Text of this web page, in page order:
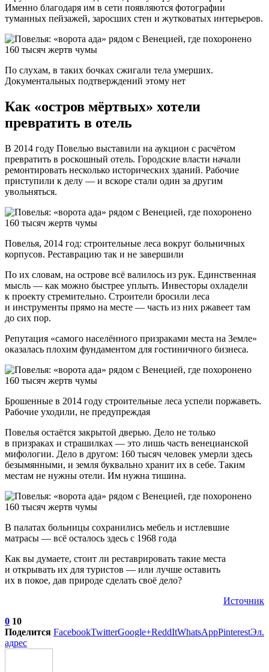
Именно благодаря им в сети появляются фотографии
туманных пейзажей, заросших стен и жутковатых интерьеров.
По слухам, в таких бочках сжигали тела умерших.
Документальных подтверждений этому нет
Как «остров мёртвых» хотели
превратить в отель
В 2014 году Повелью выставили на аукцион с расчётом
превратить в роскошный отель. Городские власти начали
ремонтировать несколько исторических зданий. Рабочие
приступили к делу — и вскоре стали один за другим
увольняться.
Повелья, 2014 год: строительные леса вокруг больничных
корпусов. Реставрацию так и не завершили
По их словам, на острове всё валилось из рук. Единственная
мысль — как можно быстрее уплыть. Инвесторы охладели
к проекту стремительно. Строители бросили леса
и инструменты прямо на месте — часть из них ржавеет там
до сих пор.
Репутация «самого населённого призраками места на Земле»
оказалась плохим фундаментом для гостиничного бизнеса.
Брошенные в 2014 году строительные леса успели поржаветь.
Рабочие уходили, не предупреждая
Повелья остаётся закрытой дверью. Дело не только
в призраках и страшилках — это лишь часть венецианской
мифологии. Дело в другом: 160 тысяч человек умерли здесь
безымянными, и земля буквально хранит их в себе. Таким
местам не нужны отели. Им нужна тишина.
В палатах больницы сохранились мебель и истлевшие
матрасы — всё осталось здесь с 1968 года
Как вы думаете, стоит ли реставрировать такие места
и открывать их для туристов — или лучше оставить
их в покое, дав природе сделать своё дело?
Источник
0 10
Поделится FacebookTwitterGoogle+ReddItWhatsAppPinterestЭл.
адрес